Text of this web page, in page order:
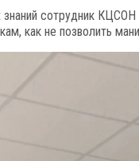
сотрудник
как не позволить